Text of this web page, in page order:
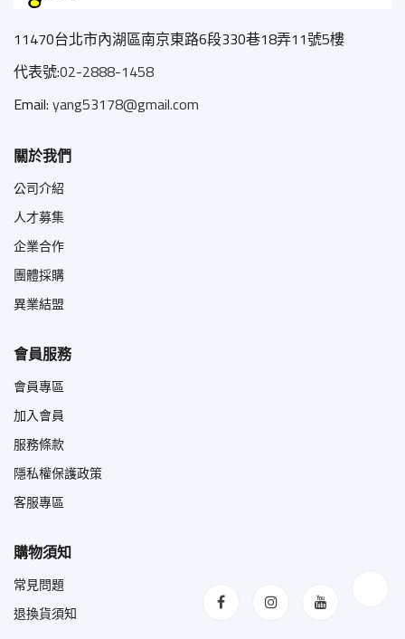
11470台北市內湖區南京東路6段330巷18弄11號5樓
代表號:02-2888-1458
Email:yang53178@gmail.com
關於我們
公司介紹
人才募集
企業合作
團體採購
異業結盟
會員服務
會員專區
加入會員
服務條款
隱私權保護政策
客服專區
購物須知
常見問題
退換貨須知